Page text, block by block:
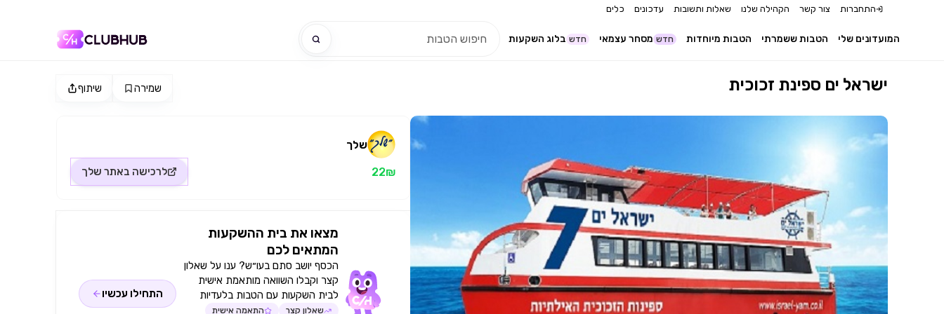
התחברות צור קשר הקהילה שלנו שאלות ותשובות עדכונים כלים
בלוג השקעות חדש מסחר עצמאי חדש הטבות מיוחדות הטבות ששמרתי המועדונים שלי
שיתוף שמירה ישראל ים ספינת זכוכית
שלך
22₪ לרכישה באתר שלך
מצאו את בית ההשקעות
המתאים לכם
הכסף יושב סתם בעו״ש? ענו על שאלון
קצר וקבלו השוואה מותאמת אישית
לבית השקעות עם הטבות בלעדיות
שאלון קצר
התאמה אישית
התחילו עכשיו